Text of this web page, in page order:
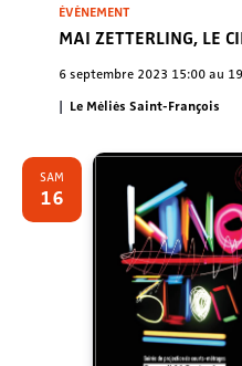
ÉVÈNEMENT
MAI ZETTERLING, LE
6 septembre 2023 15:00au
Le Méliès Saint-François
SAM
16